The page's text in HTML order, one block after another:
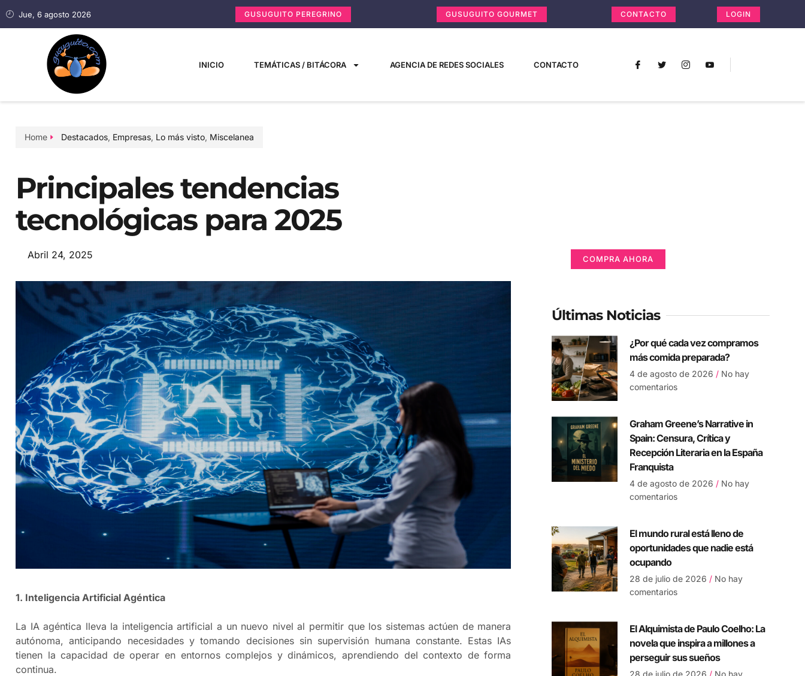
Jue, 6 agosto 2026 GUSUGUITO PEREGRINO GUSUGUITO GOURMET CONTACTO LOGIN
INICIO TEMÁTICAS / BITÁCORA AGENCIA DE REDES SOCIALES CONTACTO
Home Destacados, Empresas, Lo más visto, Miscelanea
Principales tendencias
tecnológicas para 2025
Abril 24, 2025
1. Inteligencia Artificial Agéntica
La IA agéntica lleva la inteligencia artificial a un nuevo nivel al permitir que los sistemas actúen de manera
autónoma, anticipando necesidades y tomando decisiones sin supervisión humana constante. Estas IAs
tienen la capacidad de operar en entornos complejos y dinámicos, aprendiendo del contexto de forma
continua. ​
COMPRA AHORA
Últimas Noticias
¿Por qué cada vez compramos
más comida preparada?
4 de agosto de 2026 No hay
comentarios
Graham Greene’s Narrative in
Spain: Censura, Crítica y
Recepción Literaria en la España
Franquista
4 de agosto de 2026 No hay
comentarios
El mundo rural está lleno de
oportunidades que nadie está
ocupando
28 de julio de 2026 No hay
comentarios
El Alquimista de Paulo Coelho: La
novela que inspira a millones a
perseguir sus sueños
28 de julio de 2026 No hay